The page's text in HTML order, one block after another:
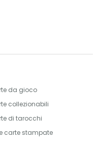
da gioco
collezionabili
di tarocchi
carte stampate